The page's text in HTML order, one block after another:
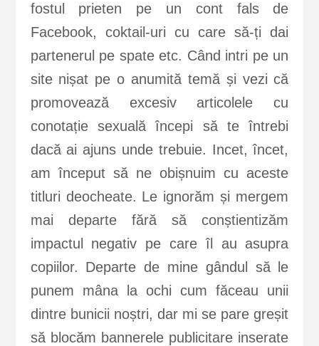
fostul prieten pe un cont fals de
Facebook, coktail-uri cu care să-ți dai
partenerul pe spate etc. Când intri pe un
site nișat pe o anumită temă și vezi că
promovează excesiv articolele cu
conotație sexuală începi să te întrebi
dacă ai ajuns unde trebuie. Incet, încet,
am început să ne obișnuim cu aceste
titluri deocheate. Le ignorăm și mergem
mai departe fără să conștientizăm
impactul negativ pe care îl au asupra
copiilor. Departe de mine gândul să le
punem mâna la ochi cum făceau unii
dintre bunicii noștri, dar mi se pare greșit
să blocăm bannerele publicitare inserate